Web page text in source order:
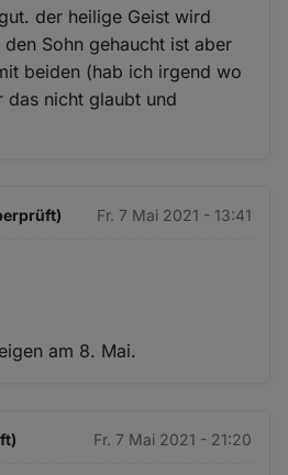
der heilige Geist wird
Sohn gehaucht ist aber
beiden (hab ich irgend wo
das nicht glaubt und
Fr. 7 Mai 2021 - 13:41
am 8. Mai.
Fr. 7 Mai 2021 - 21:20